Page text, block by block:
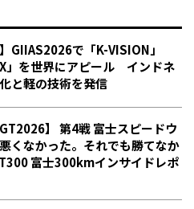
GIIAS2026で「K-VISION」
X」を世界にアピール インドネ
と軽の技術を発信
GT2026】 第4戦 富士スピードウ
くなかった。それでも勝てなか
富士300kmインサイドレポ